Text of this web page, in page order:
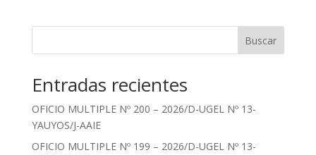
Buscar
Entradas recientes
OFICIO MULTIPLE Nº 200 – 2026/D-UGEL Nº 13-
YAUYOS/J-AAIE
OFICIO MULTIPLE Nº 199 – 2026/D-UGEL Nº 13-